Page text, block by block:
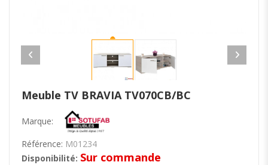
Meuble TV BRAVIA TV070CB/BC
Marque:
Référence: M01234
Disponibilité: Sur commande